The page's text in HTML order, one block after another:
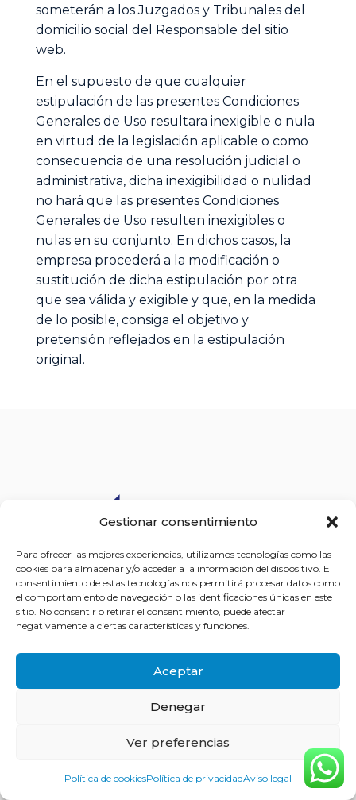
Gestionar consentimiento
Para ofrecer las mejores experiencias, utilizamos tecnologías como las
cookies para almacenar y/o acceder a la información del dispositivo. El
consentimiento de estas tecnologías nos permitirá procesar datos como
el comportamiento de navegación o las identificaciones únicas en este
sitio. No consentir o retirar el consentimiento, puede afectar
negativamente a ciertas características y funciones.
Aceptar
Denegar
Ver preferencias
Política de cookiesPolítica de privacidadAviso legal
someterán a los Juzgados y Tribunales del
domicilio social del Responsable del sitio
web.
En el supuesto de que cualquier
estipulación de las presentes Condiciones
Generales de Uso resultara inexigible o nula
en virtud de la legislación aplicable o como
consecuencia de una resolución judicial o
administrativa, dicha inexigibilidad o nulidad
no hará que las presentes Condiciones
Generales de Uso resulten inexigibles o
nulas en su conjunto. En dichos casos, la
empresa procederá a la modificación o
sustitución de dicha estipulación por otra
que sea válida y exigible y que, en la medida
de lo posible, consiga el objetivo y
pretensión reflejados en la estipulación
original.
Servicio profesional de pintura. Renueva tus
espacios con calidad, detalle y un acabado
impecable. Cada pincelada transforma tu hogar.
Menú